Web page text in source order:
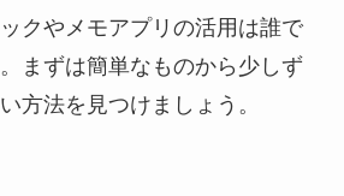
クやメモアプリの活用は誰で
まずは簡単なものから少しず
方法を見つけましょう。